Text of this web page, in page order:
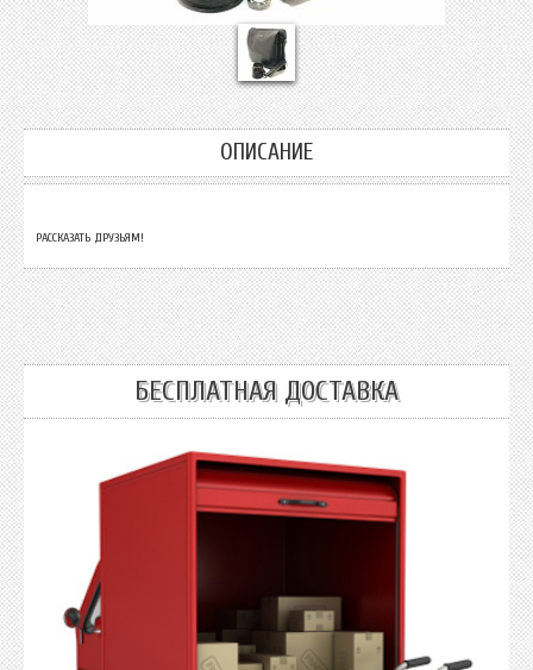
ОПИСАНИЕ
РАССКАЗАТЬ ДРУЗЬЯМ!
БЕСПЛАТНАЯ ДОСТАВКА